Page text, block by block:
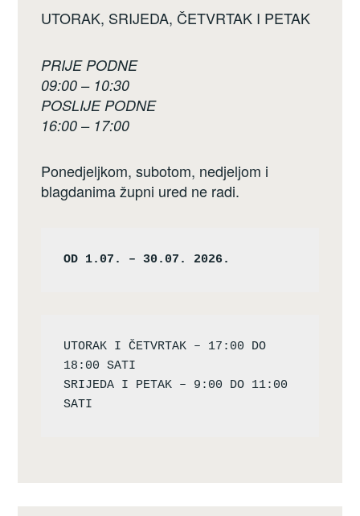
UTORAK, SRIJEDA, ČETVRTAK I PETAK
PRIJE PODNE
09:00 – 10:30
POSLIJE PODNE
16:00 – 17:00
Ponedjeljkom, subotom, nedjeljom i
blagdanima župni ured ne radi.
OD 1.07. – 30.07. 2026.
UTORAK I ČETVRTAK – 17:00 DO
18:00 SATI
SRIJEDA I PETAK – 9:00 DO 11:00